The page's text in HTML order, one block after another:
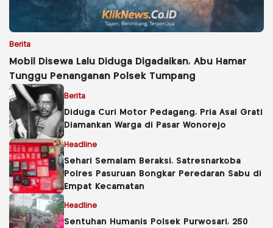
Berita
Mobil Disewa Lalu Diduga Digadaikan, Abu Hamar
Tunggu Penanganan Polsek Tumpang
Berita
Diduga Curi Motor Pedagang, Pria Asal Grati
Diamankan Warga di Pasar Wonorejo
Headline
Sehari Semalam Beraksi, Satresnarkoba
Polres Pasuruan Bongkar Peredaran Sabu di
Empat Kecamatan
Headline
Sentuhan Humanis Polsek Purwosari, 250